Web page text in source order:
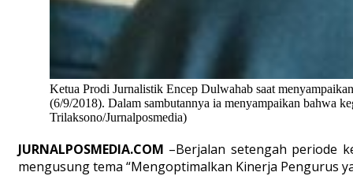
Ketua Prodi Jurnalistik Encep Dulwahab saat
(6/9/2018). Dalam sambutannya ia menyampaikan bahwa
Trilaksono/Jurnalposmedia)
JURNALPOSMEDIA.COM –Berjalan setengah periode
mengusung tema “Mengoptimalkan Kinerja Pengurus